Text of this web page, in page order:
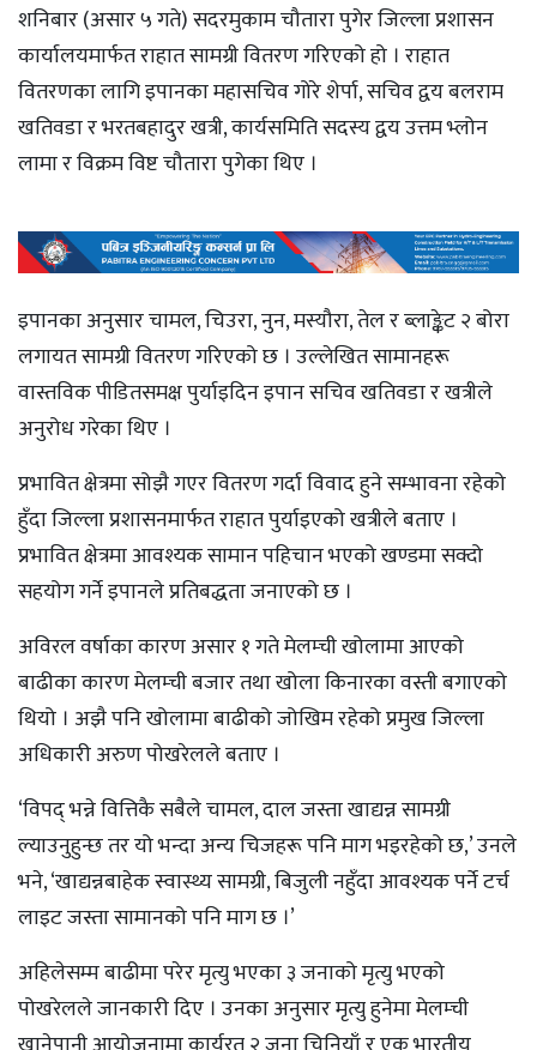
शनिबार (असार ५ गते) सदरमुकाम चौतारा पुगेर जिल्ला प्रशासन
कार्यालयमार्फत राहात सामग्री वितरण गरिएको हो । राहात
वितरणका लागि इपानका महासचिव गोरे शेर्पा, सचिव द्वय बलराम
खतिवडा र भरतबहादुर खत्री, कार्यसमिति सदस्य द्वय उत्तम भ्लोन
लामा र विक्रम विष्ट चौतारा पुगेका थिए ।
इपानका अनुसार चामल, चिउरा, नुन, मस्यौरा, तेल र ब्लाङ्केट २ बोरा
लगायत सामग्री वितरण गरिएको छ । उल्लेखित सामानहरू
वास्तविक पीडितसमक्ष पुर्याइदिन इपान सचिव खतिवडा र खत्रीले
अनुरोध गरेका थिए ।
प्रभावित क्षेत्रमा सोझै गएर वितरण गर्दा विवाद हुने सम्भावना रहेको
हुँदा जिल्ला प्रशासनमार्फत राहात पुर्याइएको खत्रीले बताए ।
प्रभावित क्षेत्रमा आवश्यक सामान पहिचान भएको खण्डमा सक्दो
सहयोग गर्ने इपानले प्रतिबद्धता जनाएको छ ।
अविरल वर्षाका कारण असार १ गते मेलम्ची खोलामा आएको
बाढीका कारण मेलम्ची बजार तथा खोला किनारका वस्ती बगाएको
थियो । अझै पनि खोलामा बाढीको जोखिम रहेको प्रमुख जिल्ला
अधिकारी अरुण पोखरेलले बताए ।
‘विपद् भन्ने वित्तिकै सबैले चामल, दाल जस्ता खाद्यन्न सामग्री
ल्याउनुहुन्छ तर यो भन्दा अन्य चिजहरू पनि माग भइरहेको छ,’ उनले
भने, ‘खाद्यन्नबाहेक स्वास्थ्य सामग्री, बिजुली नहुँदा आवश्यक पर्ने टर्च
लाइट जस्ता सामानको पनि माग छ ।’
अहिलेसम्म बाढीमा परेर मृत्यु भएका ३ जनाको मृत्यु भएको
पोखरेलले जानकारी दिए । उनका अनुसार मृत्यु हुनेमा मेलम्ची